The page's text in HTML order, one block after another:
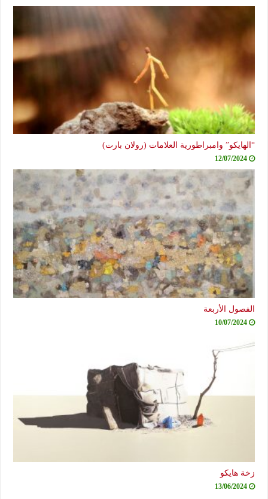
“الهايكو” وامبراطورية العلامات (رولان بارت)
12/07/2024
الفصول الأربعة
10/07/2024
زخة هايكو
13/06/2024